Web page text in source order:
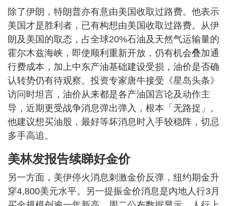
除了伊朗，特朗普亦有意由美国收取过路费。他表示
美国才是胜利者，已有构想由美国收取过路费。从伊
朗及美国的取态，占全球20%石油及天然气运输量的
霍尔木兹海峡，即使顺利重新开放，仍有机会叠加通
行费成本，加上中东产油基础建设受损，油价是否确
认转势仍有待观察。投资专家唐牛接受《星岛头条》
访问时坦言，油价从来都是各产油国言论及动作主
导，近期更受战争消息弹出弹入，根本「无路捉」。
他建议想买油股，最好等坏消息时入手较稳阵，切忌
多手高追。
美林发报告续睇好金价
另一方面，美伊停火消息刺激金价反弹，纽约期金升
穿4,800美元水平。另一提振金价消息是内地人行3月